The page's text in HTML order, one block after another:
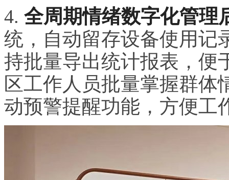
4. 全周期情绪数字化管理
统，自动留存设备使用记
持批量导出统计报表，便
区工作人员批量掌握群体
动预警提醒功能，方便工